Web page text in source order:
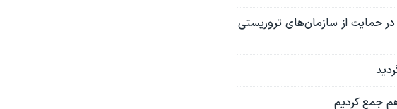
حمایت از سازمان‌های تروریستی
جمع کردیم